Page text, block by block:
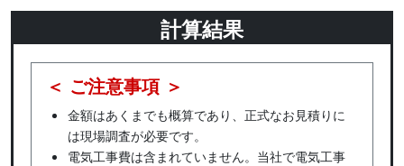
計算結果
＜ ご注意事項 ＞
金額はあくまでも概算であり、正式なお見積りに
は現場調査が必要です。
電気工事費は含まれていません。当社で電気工事